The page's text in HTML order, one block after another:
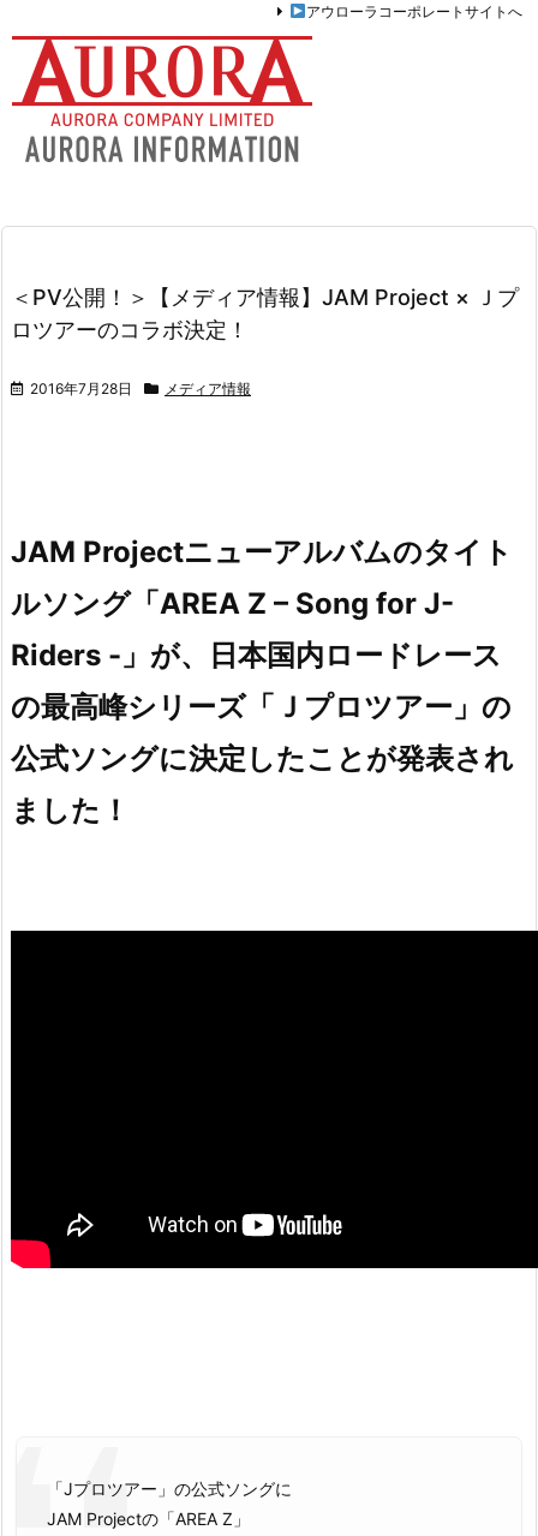
アウローラコーポレートサイトへ
＜PV公開！＞【メディア情報】JAM Project × Ｊプ
ロツアーのコラボ決定！
2016年7月28日 メディア情報
JAM Projectニューアルバムのタイト
ルソング「AREA Z – Song for J-
Riders -」が、日本国内ロードレース
の最高峰シリーズ「Ｊプロツアー」の
公式ソングに決定したことが発表され
ました！
「Jプロツアー」の公式ソングに
JAM Projectの「AREA Z」